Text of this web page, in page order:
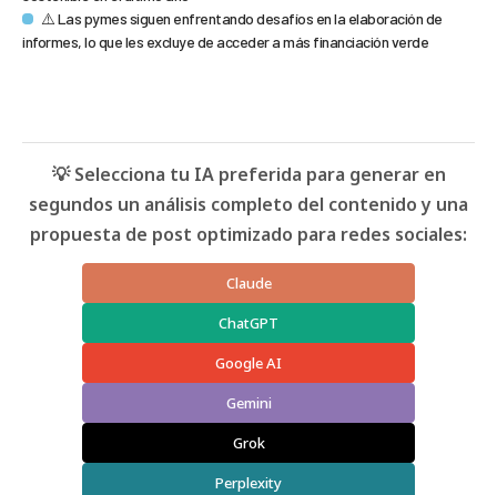
⚠️ Las pymes siguen enfrentando desafíos en la elaboración de
informes, lo que les excluye de acceder a más financiación verde
💡 Selecciona tu IA preferida para generar en
segundos un análisis completo del contenido y una
propuesta de post optimizado para redes sociales:
Claude
ChatGPT
Google AI
Gemini
Grok
Perplexity